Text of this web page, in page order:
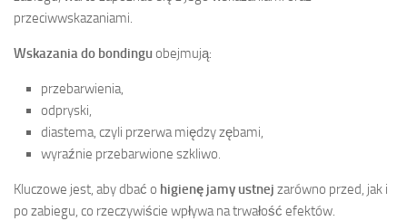
przeciwwskazaniami.
Wskazania do bondinguobejmują:
przebarwienia,
odpryski,
diastema, czyli przerwa między zębami,
wyraźnie przebarwione szkliwo.
Kluczowe jest, aby dbać o higienę jamy ustnej zarówno przed, jak i
po zabiegu, co rzeczywiście wpływa na trwałość efektów.